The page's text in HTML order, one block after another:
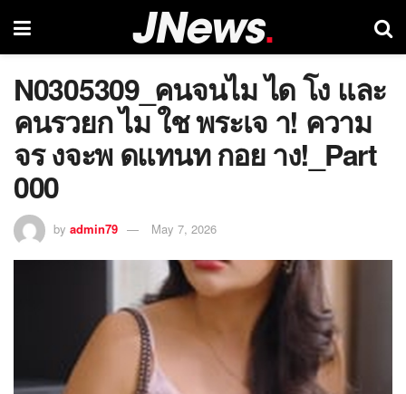
N0305309_คนจนไม ได โง และ
คนรวยก ไม ใช พระเจ า! ความ
จร งจะพ ดแทนท กอย าง!_Part
000
by admin79 May 7, 2026